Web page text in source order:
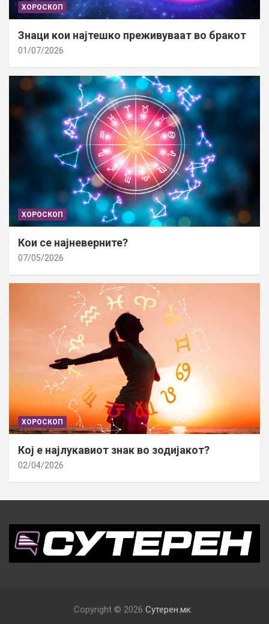
ХОРОСКОП
Знаци кои најтешко преживуваат во бракот
01/07/2026
ХОРОСКОП
Кои се најневерните?
07/05/2026
ХОРОСКОП
Кој е најлукавиот знак во зодијакот?
02/04/2026
Copyright © 2026 Сутерен.мк